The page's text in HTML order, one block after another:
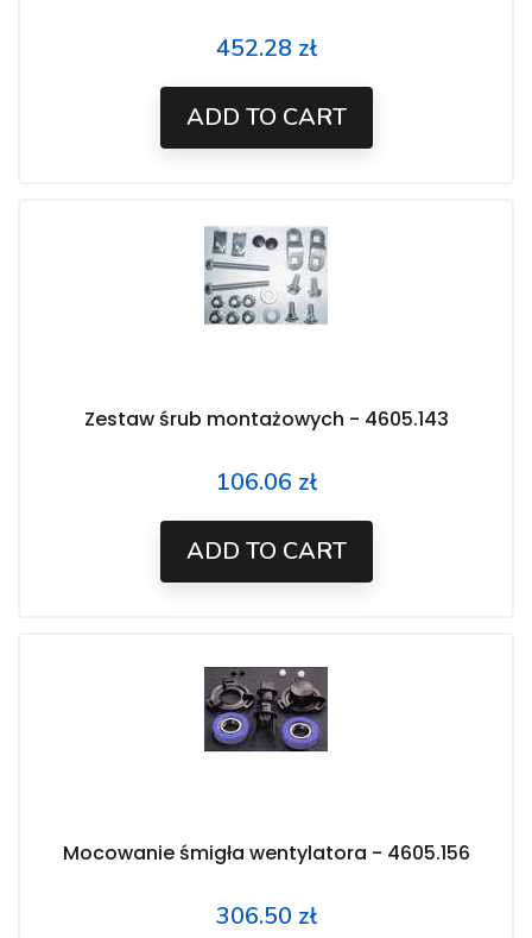
Price
452.28 zł
ADD TO CART
Zestaw śrub montażowych - 4605.143
Price
106.06 zł
ADD TO CART
Mocowanie śmigła wentylatora - 4605.156
Price
306.50 zł